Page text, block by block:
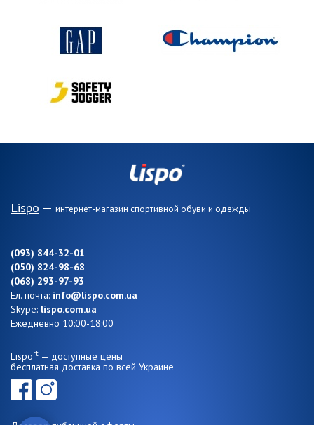
Lispo — интернет-магазин спортивной обуви и одежды
(093) 844-32-01
(050) 824-98-68
(068) 293-97-93
Ел. почта: info@lispo.com.ua
Skype: lispo.com.ua
Ежедневно 10:00-18:00
Lisport — доступные цены
бесплатная доставка по всей Украине